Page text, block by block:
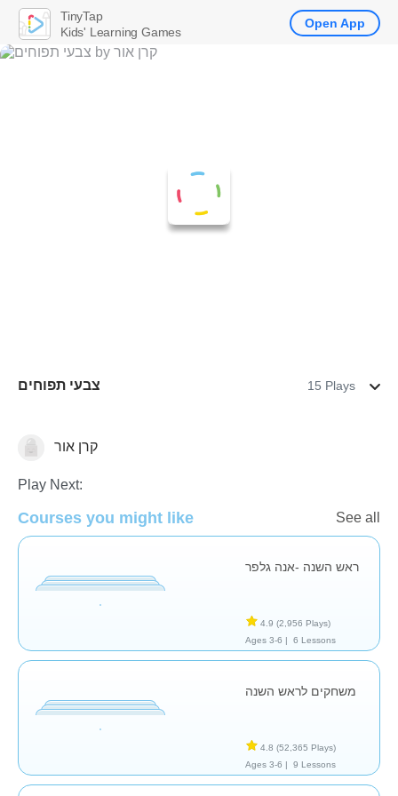
צבעי תפוחים 15 Plays
קרן אור
Play Next:
Courses you might like See all
ראש השנה -אנה גלפר
4.9 (2,956 Plays)
Ages 3-6 |
6 Lessons
משחקים לראש השנה
4.8 (52,365 Plays)
Ages 3-6 |
9 Lessons
TinyTap
Kids' Learning Games
Open App